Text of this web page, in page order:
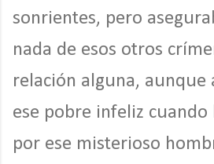
sonrientes, pero
nada de esos otros
relación alguna, aunque
ese pobre infeliz cuando
por ese misterioso